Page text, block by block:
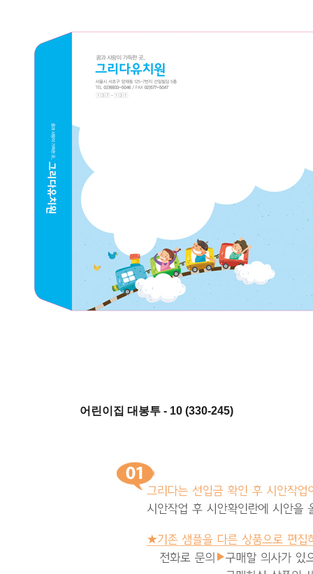
어린이집 대봉투 - 10 (330-245)